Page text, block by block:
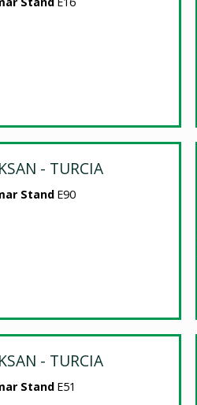
- TURCIA
Stand E90
- TURCIA
Stand E51